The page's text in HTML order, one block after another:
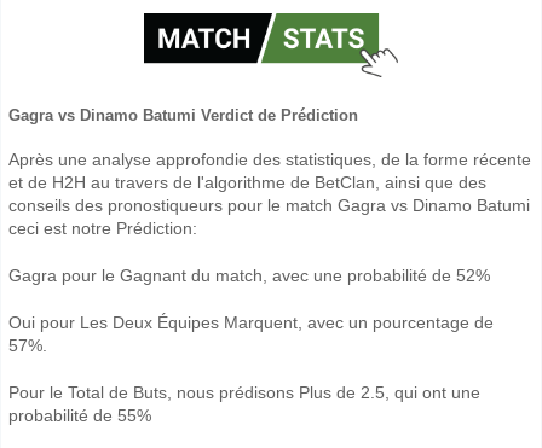
Gagra vs Dinamo Batumi Verdict de Prédiction
Après une analyse approfondie des statistiques, de la forme récente
et de H2H au travers de l'algorithme de BetClan, ainsi que des
conseils des pronostiqueurs pour le match Gagra vs Dinamo Batumi
ceci est notre Prédiction:
Gagra pour le Gagnant du match, avec une probabilité de 52%
Oui pour Les Deux Équipes Marquent, avec un pourcentage de
57%.
Pour le Total de Buts, nous prédisons Plus de 2.5, qui ont une
probabilité de 55%